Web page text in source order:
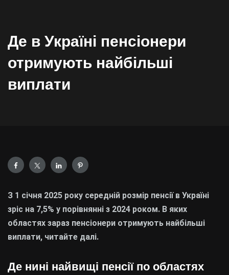
Де в Україні пенсіонери
отримують найбільші
виплати
З 1 січня 2025 року середній розмір пенсії в Україні
зріс на 7,5% у порівнянні з 2024 роком. В яких
областях зараз пенсіонери отримують найбільші
виплати, читайте далі.
Де нині найвищі пенсії по областях